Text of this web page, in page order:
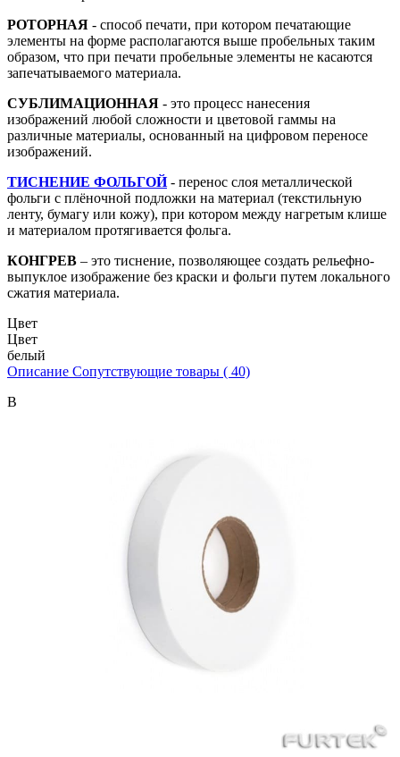
РОТОРНАЯ - способ печати, при котором печатающие
элементы на форме располагаются выше пробельных таким
образом, что при печати пробельные элементы не касаются
запечатываемого материала.
СУБЛИМАЦИОННАЯ - это процесс нанесения
изображений любой сложности и цветовой гаммы на
различные материалы, основанный на цифровом переносе
изображений.
ТИСНЕНИЕ ФОЛЬГОЙ- перенос слоя металлической
фольги с плёночной подложки на материал (текстильную
ленту, бумагу или кожу), при котором между нагретым клише
и материалом протягивается фольга.
КОНГРЕВ – это тиснение, позволяющее создать рельефно-
выпуклое изображение без краски и фольги путем локального
сжатия материала.
Цвет
Цвет
белый
Описание Сопутствующие товары ( 40)
В